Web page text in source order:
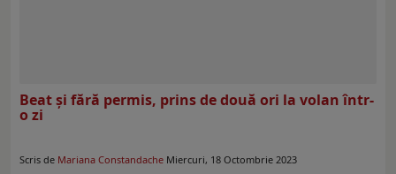
Beat și fără permis, prins de două ori la volan într-
o zi
Scris de Mariana Constandache Miercuri, 18 Octombrie 2023